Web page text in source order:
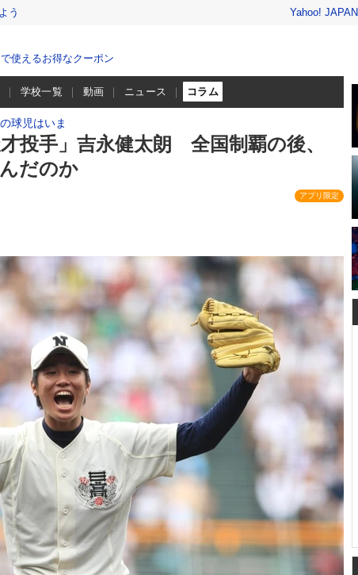
う Yahoo! JAPAN
使えるお得なクーポン
学校一覧 動画 ニュース コラム
球児はいま
投手」吉永健太朗 全国制覇の後、
だのか
アプリ限定